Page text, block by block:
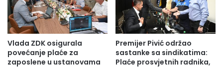
Vlada ZDK osigurala
povećanje plaće za
zaposlene u ustanovama
Premijer Pivić održao
sastanke sa sindikatima:
Plaće prosvjetnih radnika,